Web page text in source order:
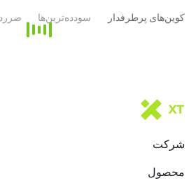
کوین‌های پرطرفدار سودده‌ترین‌ها
شرکت
محصول